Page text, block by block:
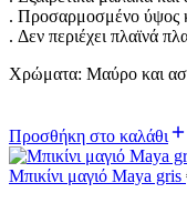
. Προσαρμοσμένο ύψος
. Δεν περιέχει πλαϊνά
Χρώματα: Μαύρο και
Προσθήκη στο καλάθι
Μπικίνι μαγιό Maya gris